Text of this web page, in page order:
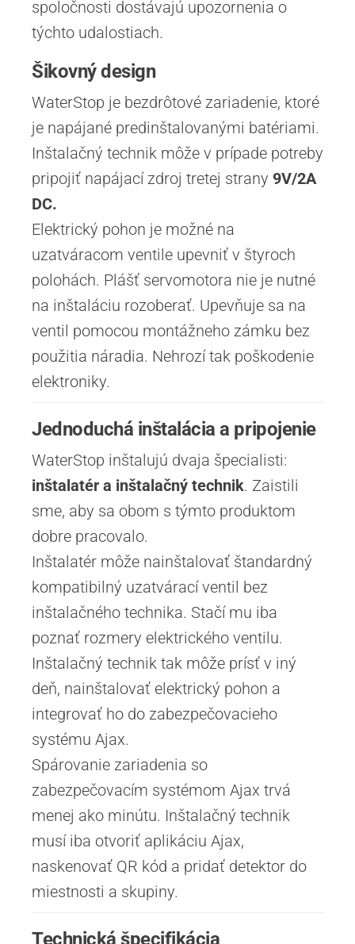
spoločnosti dostávajú upozornenia o
týchto udalostiach.
Šikovný design
WaterStop je bezdrôtové zariadenie, ktoré
je napájané predinštalovanými batériami.
Inštalačný technik môže v prípade potreby
pripojiť napájací zdroj tretej strany 9V/2A
DC.
Elektrický pohon je možné na
uzatváracom ventile upevniť v štyroch
polohách. Plášť servomotora nie je nutné
na inštaláciu rozoberať. Upevňuje sa na
ventil pomocou montážneho zámku bez
použitia náradia. Nehrozí tak poškodenie
elektroniky.
Jednoduchá inštalácia a pripojenie
WaterStop inštalujú dvaja špecialisti:
inštalatér a inštalačný technik. Zaistili
sme, aby sa obom s týmto produktom
dobre pracovalo.
Inštalatér môže nainštalovať štandardný
kompatibilný uzatvárací ventil bez
inštalačného technika. Stačí mu iba
poznať rozmery elektrického ventilu.
Inštalačný technik tak môže prísť v iný
deň, nainštalovať elektrický pohon a
integrovať ho do zabezpečovacieho
systému Ajax.
Spárovanie zariadenia so
zabezpečovacím systémom Ajax trvá
menej ako minútu. Inštalačný technik
musí iba otvoriť aplikáciu Ajax,
naskenovať QR kód a pridať detektor do
miestnosti a skupiny.
Technická špecifikácia